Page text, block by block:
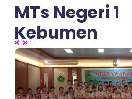
MTs Negeri 1
Kebumen
No Comments